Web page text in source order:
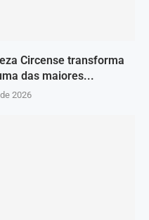
Circense transforma
das maiores...
2026